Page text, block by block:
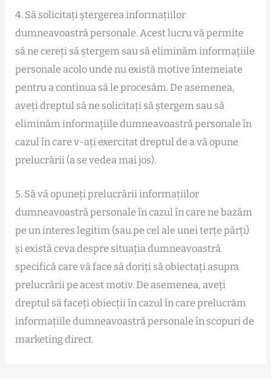
4. Să solicitați ștergerea informațiilor
dumneavoastră personale. Acest lucru vă permite
să ne cereți să ștergem sau să eliminăm informațiile
personale acolo unde nu există motive întemeiate
pentru a continua să le procesăm. De asemenea,
aveți dreptul să ne solicitați să ștergem sau să
eliminăm informațiile dumneavoastră personale în
cazul în care v-ați exercitat dreptul de a vă opune
prelucrării (a se vedea mai jos).
5. Să vă opuneți prelucrării informațiilor
dumneavoastră personale în cazul în care ne bazăm
pe un interes legitim (sau pe cel ale unei terțe părți)
și există ceva despre situația dumneavoastră
specifică care vă face să doriți să obiectați asupra
prelucrării pe acest motiv. De asemenea, aveți
dreptul să faceți obiecții în cazul în care prelucrăm
informațiile dumneavoastră personale în scopuri de
marketing direct.